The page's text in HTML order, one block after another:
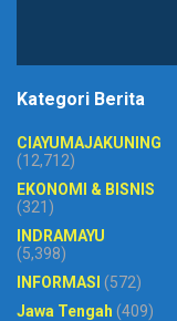
Kategori Berita
CIAYUMAJAKUNING
(12,712)
EKONOMI & BISNIS
(321)
INDRAMAYU
(5,398)
INFORMASI (572)
Jawa Tengah (409)